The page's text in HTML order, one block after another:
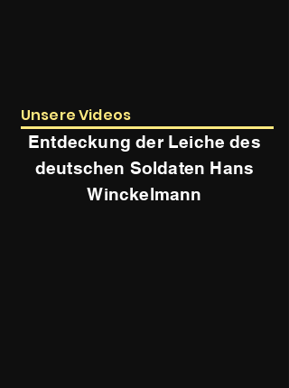
Unsere Videos
Entdeckung der Leiche des
deutschen Soldaten Hans
Winckelmann